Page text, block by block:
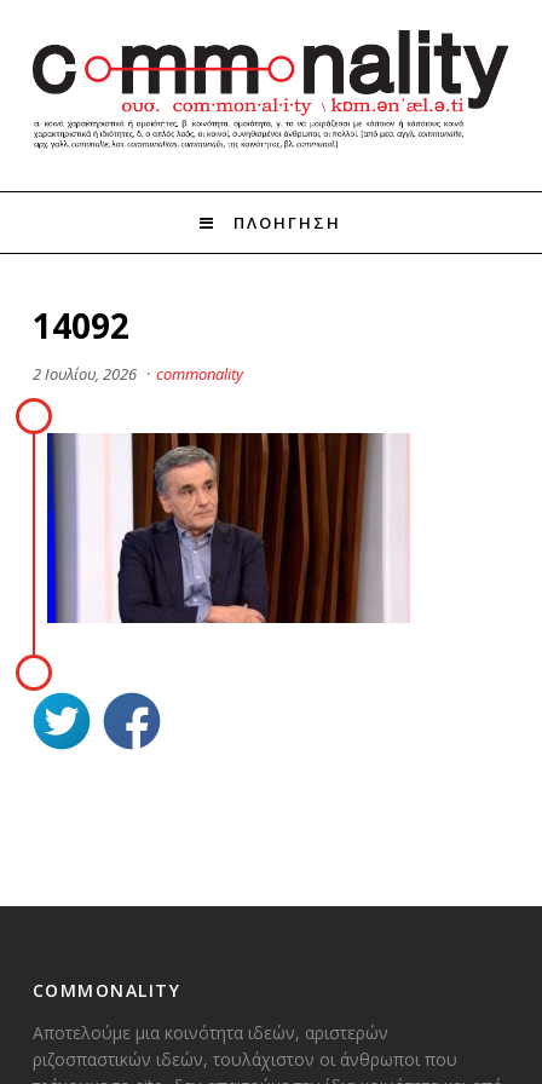
ΠΛΟΗΓΗΣΗ
14092
2 Ιουλίου, 2026 · commonality
COMMONALITY
Αποτελούμε μια κοινότητα ιδεών, αριστερών
ριζοσπαστικών ιδεών, τουλάχιστον οι άνθρωποι που